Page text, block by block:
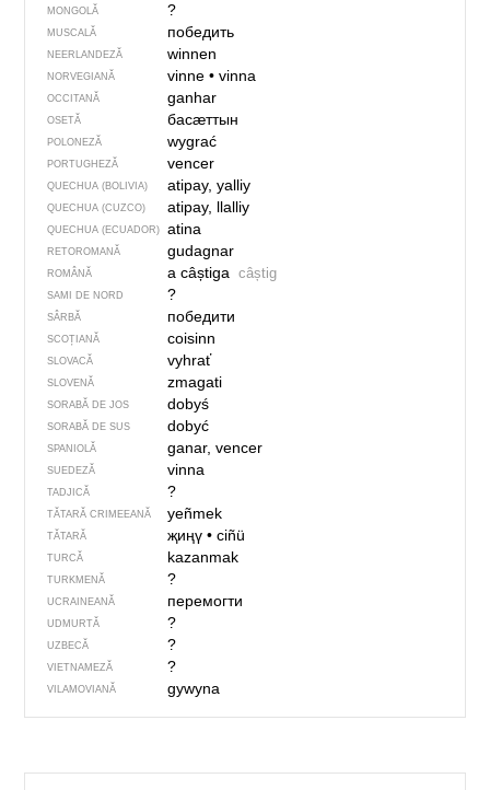
MONGOLĂ ?
MUSCALĂ победить
NEERLANDEZĂ winnen
NORVEGIANĂ vinne• vinna
OCCITANĂ ganhar
OSETĂ басӕттын
POLONEZĂ wygrać
PORTUGHEZĂ vencer
QUECHUA (BOLIVIA) atipay, yalliy
QUECHUA (CUZCO) atipay, llalliy
QUECHUA (ECUADOR) atina
RETOROMANĂ gudagnar
ROMÂNĂ a câștiga câștig
SAMI DE NORD ?
SÂRBĂ победити
SCOȚIANĂ coisinn
SLOVACĂ vyhrať
SLOVENĂ zmagati
SORABĂ DE JOS dobyś
SORABĂ DE SUS dobyć
SPANIOLĂ ganar, vencer
SUEDEZĂ vinna
TADJICĂ ?
TĂTARĂ CRIMEEANĂ yeñmek
TĂTARĂ җиңү• ciñü
TURCĂ kazanmak
TURKMENĂ ?
UCRAINEANĂ перемогти
UDMURTĂ ?
UZBECĂ ?
VIETNAMEZĂ ?
VILAMOVIANĂ gywyna